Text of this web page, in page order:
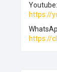
Youtube
https://
https://